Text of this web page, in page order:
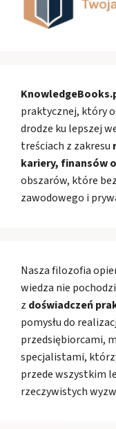
praktycznej, który
drodze ku lepszej
treściach z zakresu
kariery, finansów
obszarów, które
zawodowego i
Nasza filozofia
wiedza nie
z doświadczeń
pomysłu do
przedsiębiorcami,
specjalistami,
przede wszystkim
rzeczywistych